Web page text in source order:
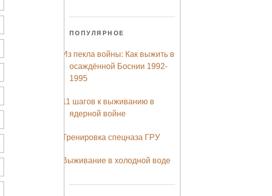
ПОПУЛЯРНОЕ
Из пекла войны: Как выжить в
осаждённой Боснии 1992-
1995
11 шагов к выживанию в
ядерной войне
Тренировка спецназа ГРУ
Выживание в холодной воде